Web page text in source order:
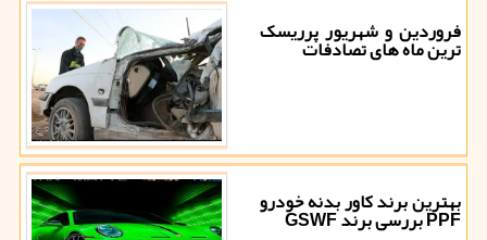
فروردین و شهریور پرریسک
ترین ماه های تصادفات
بهترین برند کاور بدنه خودرو
PPF بررسی برند GSWF